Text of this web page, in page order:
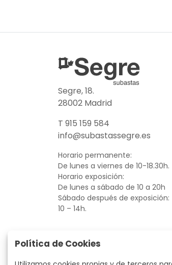
Segre, 18.
28002 Madrid
T 915 159 584
info@subastassegre.es
Horario permanente:
De lunes a viernes de 10-18.30h.
Horario exposición:
De lunes a sábado de 10 a 20h
Sábado después de exposición:
10 – 14h.
Política de Cookies